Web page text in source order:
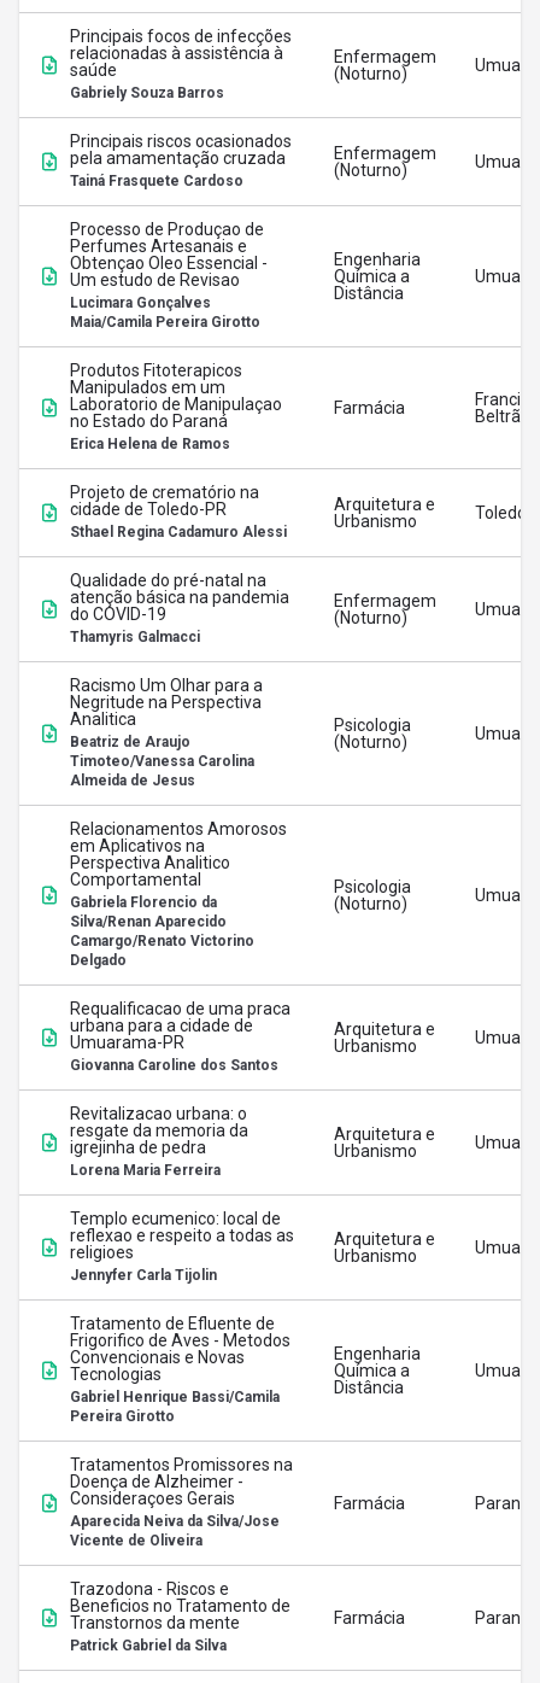
Principais focos de infecções
relacionadas à assistência à
saúde
Gabriely Souza Barros
Enfermagem
(Noturno)
Principais riscos ocasionados
pela amamentação cruzada
Tainá Frasquete Cardoso
Enfermagem
(Noturno)
Processo de Produçao de
Perfumes Artesanais e
Obtençao Oleo Essencial -
Um estudo de Revisao
Lucimara Gonçalves
Maia/Camila Pereira Girotto
Engenharia
Química a
Distância
Produtos Fitoterapicos
Manipulados em um
Laboratorio de Manipulaçao
no Estado do Paraná
Erica Helena de Ramos
Farmácia
Beltrão
Projeto de crematório na
cidade de Toledo-PR
Sthael Regina Cadamuro Alessi
Arquitetura e
Urbanismo
Toledo
Qualidade do pré-natal na
atenção básica na pandemia
do COVID-19
Thamyris Galmacci
Enfermagem
(Noturno)
Racismo Um Olhar para a
Negritude na Perspectiva
Analitica
Beatriz de Araujo
Timoteo/Vanessa Carolina
Almeida de Jesus
Psicologia
(Noturno)
Relacionamentos Amorosos
em Aplicativos na
Perspectiva Analitico
Comportamental
Gabriela Florencio da
Silva/Renan Aparecido
Camargo/Renato Victorino
Delgado
Psicologia
(Noturno)
Requalificacao de uma praca
urbana para a cidade de
Umuarama-PR
Giovanna Caroline dos Santos
Arquitetura e
Urbanismo
Revitalizacao urbana: o
resgate da memoria da
igrejinha de pedra
Lorena Maria Ferreira
Arquitetura e
Urbanismo
Templo ecumenico: local de
reflexao e respeito a todas as
religioes
Jennyfer Carla Tijolin
Arquitetura e
Urbanismo
Tratamento de Efluente de
Frigorifico de Aves - Metodos
Convencionais e Novas
Tecnologias
Gabriel Henrique Bassi/Camila
Pereira Girotto
Engenharia
Química a
Distância
Tratamentos Promissores na
Doença de Alzheimer -
Consideraçoes Gerais
Aparecida Neiva da Silva/Jose
Vicente de Oliveira
Farmácia
Trazodona - Riscos e
Beneficios no Tratamento de
Transtornos da mente
Patrick Gabriel da Silva
Farmácia